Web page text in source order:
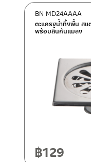
662/61-62 ถนน พร
โทร: 02-358-0080
ศูนย์บริการและอะไหล่
โทร: 080-075-2626
– ซื้อสินค้าชิ้นนี้บน
ซื้อสินค้าชิ้นนี้บน
ติดต่อ ชาญไพบูลย์ /
ตะแกรงน้ำทิ้งพื้น สแ
พร้อมลิ้นกันแมลง
BN MD24AAAA
฿129